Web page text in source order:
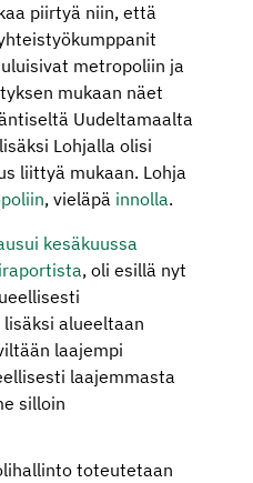
piirtyä niin, että
metropoliin ja
mukaan näet
Uudeltamaalta
Lohjalla olisi
liittyä mukaan. Lohja
, vieläpä innolla.
kesäkuussa
, oli esillä nyt
alueeltaan
laajempi
laajemmasta
silloin
toteutetaan